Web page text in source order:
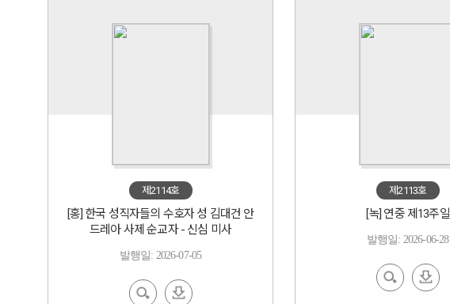
제2114호
[홍] 한국 성직자들의 수호자 성 김대건 안
드레아 사제 순교자 - 신심 미사
발행일: 2026-07-05
EBoo
k 보기
다운
로드
제2113호
[녹] 연중 제13주일
발행일: 2026-06-28
EBoo
k 보기
다운
로드